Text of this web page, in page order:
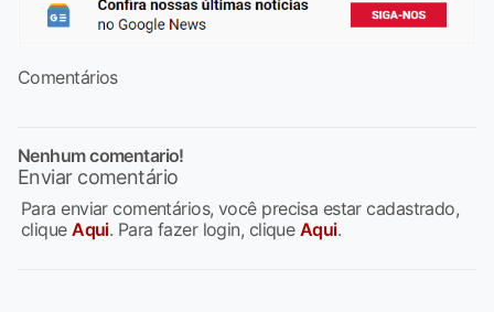
Comentários
Nenhum comentario!
Enviar comentário
Para enviar comentários, você precisa estar cadastrado,
cliqueAqui. Para fazer login, clique Aqui.